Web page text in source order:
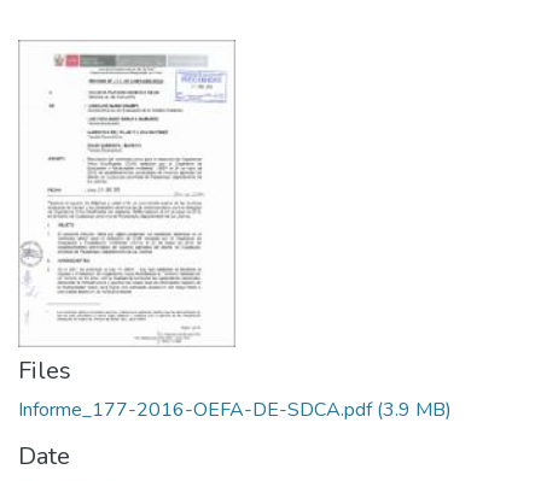
Files
Informe_177-2016-OEFA-DE-SDCA.pdf(3.9 MB)
Date